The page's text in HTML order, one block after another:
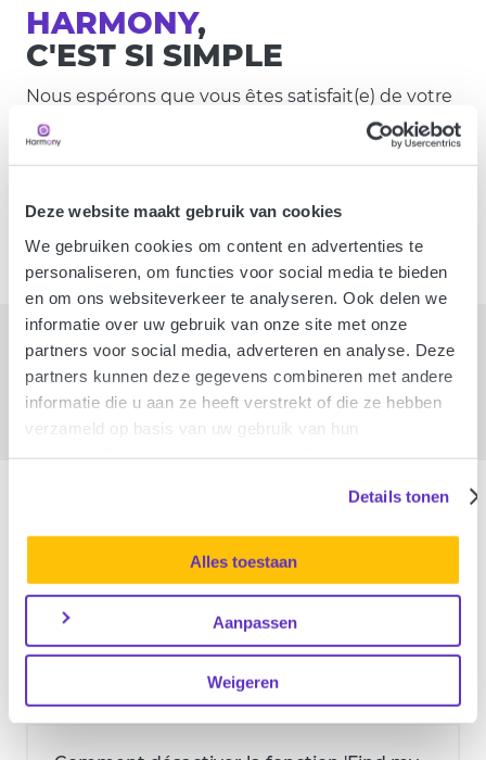
Deze website maakt gebruik van cookies
We gebruiken cookies om content en advertenties te
personaliseren, om functies voor social media te bieden
en om ons websiteverkeer te analyseren. Ook delen we
informatie over uw gebruik van onze site met onze
partners voor social media, adverteren en analyse. Deze
partners kunnen deze gegevens combineren met andere
informatie die u aan ze heeft verstrekt of die ze hebben
verzameld op basis van uw gebruik van hun
Details tonen
Alles toestaan
Aanpassen
Weigeren
HARMONY,
C'EST SI SIMPLE
Nous espérons que vous êtes satisfait(e) de votre
achat et aimerions que vous en profitiez
longtemps. Et pour cela, rien de mieux qu’une
bonne assurance électronique. Car lorsque vous
trouvons une solution rapide et simple. Why
worry ?
3,9/5 - 805 Google commentaires
Questions fréquentes
Comment déclarer un sinistre ?
Où puis-je trouver mon numéro IMEI ?